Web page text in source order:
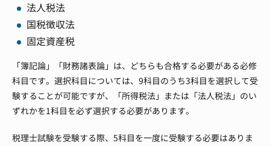
法人税法
国税徴収法
固定資産税
「簿記論」「財務諸表論」は、どちらも合格する必要がある必修
科目です。選択科目については、9科目のうち3科目を選択して受
験することが可能ですが、「所得税法」または「法人税法」のい
ずれかを1科目を必ず選択する必要があります。
税理士試験を受験する際、5科目を一度に受験する必要はありま